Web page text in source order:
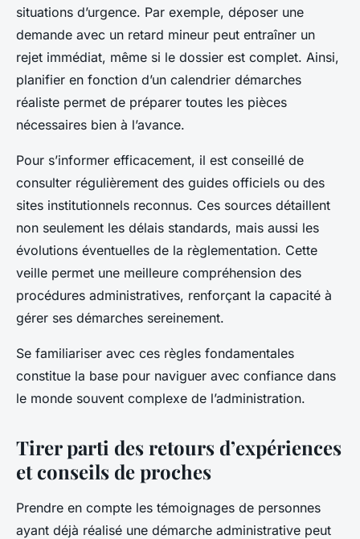
situations d’urgence. Par exemple, déposer une
demande avec un retard mineur peut entraîner un
rejet immédiat, même si le dossier est complet. Ainsi,
planifier en fonction d’un calendrier démarches
réaliste permet de préparer toutes les pièces
nécessaires bien à l’avance.
Pour s’informer efficacement, il est conseillé de
consulter régulièrement des guides officiels ou des
sites institutionnels reconnus. Ces sources détaillent
non seulement les délais standards, mais aussi les
évolutions éventuelles de la règlementation. Cette
veille permet une meilleure compréhension des
procédures administratives, renforçant la capacité à
gérer ses démarches sereinement.
Se familiariser avec ces règles fondamentales
constitue la base pour naviguer avec confiance dans
le monde souvent complexe de l’administration.
Tirer parti des retours d’expériences
et conseils de proches
Prendre en compte les témoignages de personnes
ayant déjà réalisé une démarche administrative peut